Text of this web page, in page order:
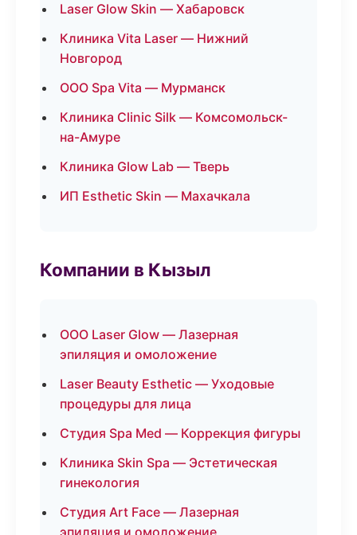
Laser Glow Skin — Хабаровск
Клиника Vita Laser — Нижний
Новгород
ООО Spa Vita — Мурманск
Клиника Clinic Silk — Комсомольск-
на-Амуре
Клиника Glow Lab — Тверь
ИП Esthetic Skin — Махачкала
Компании в Кызыл
ООО Laser Glow — Лазерная
эпиляция и омоложение
Laser Beauty Esthetic — Уходовые
процедуры для лица
Студия Spa Med — Коррекция фигуры
Клиника Skin Spa — Эстетическая
гинекология
Студия Art Face — Лазерная
эпиляция и омоложение